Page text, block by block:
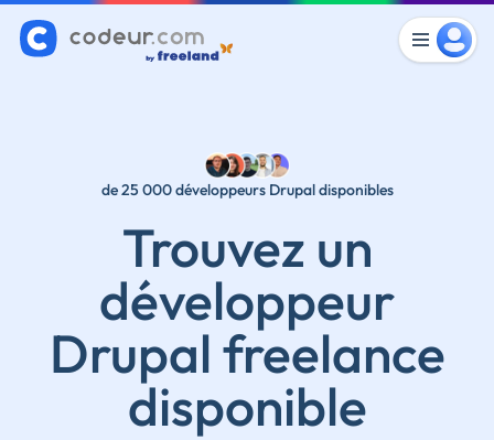
de 25 000 développeurs Drupal disponibles
Trouvez un
développeur
Drupal freelance
disponible